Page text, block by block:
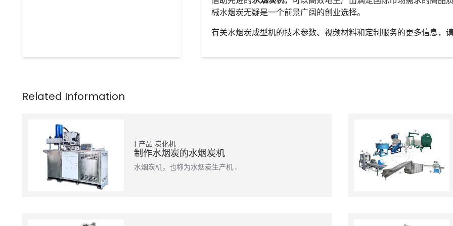
械水烟炭无疑是一个前景广阔的创业选择。
有关水烟炭成型机的技术参数、视频材料和定制服务的更多信息，
产品 炭化机
制作水烟炭的水烟炭机
水烟炭机，也称为水烟炭生产机…